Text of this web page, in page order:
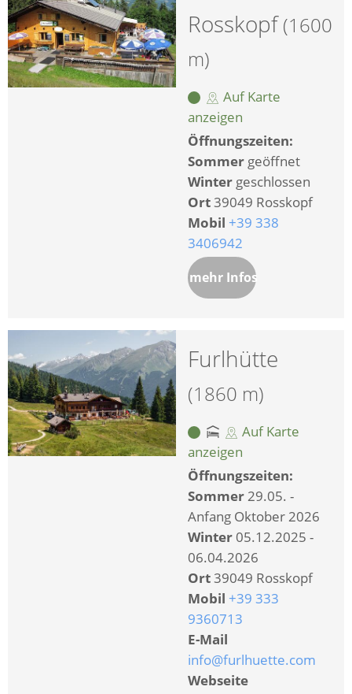
Rosskopf(1600
m)
Auf Karte
anzeigen
Öffnungszeiten:
Sommer geöffnet
Winter geschlossen
Ort39049 Rosskopf
Mobil +39 338
3406942
mehr Infos
Furlhütte
(1860 m)
Auf Karte
anzeigen
Öffnungszeiten:
Sommer29.05. -
Anfang Oktober 2026
Winter 05.12.2025 -
06.04.2026
Ort39049 Rosskopf
Mobil +39 333
9360713
E-Mail
info@furlhuette.com
Webseite